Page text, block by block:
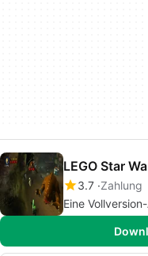
LEGO Star
3.7 Zahlung
Eine